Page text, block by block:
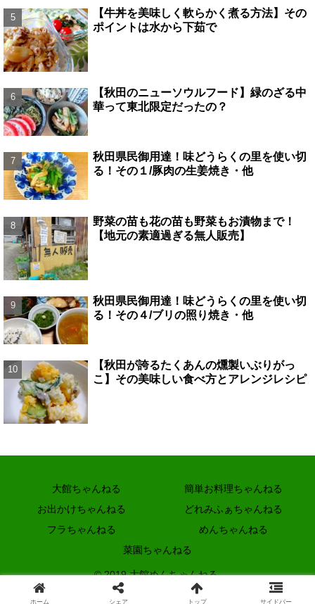
【牛丼を美味しく軟らかく煮る方法】その
ポイントは水から下茹で
【秋田のニューソウルフード】緑のざる中
華って東北限定だったの？
秋田県民御用達！味どうらくの里を使い切
る！その１/豚肉の生姜焼き・他
野菜の苗も花の苗も野菜もお漬物まで！
【地元の素適過ぎる無人販売】
秋田県民御用達！味どうらくの里を使い切
る！その４/ブリの照り焼き・他
【秋田が誇るたくあんの燻製いぶりがっ
こ】その美味しい食べ方とアレンジレシピ
大館ちゃんねる
簡単お料理ちゃんねる
お出かけちゃんねる
どれみふぁちゃんねる
フラちゃんねる
めんちゃんねる
菜園ちゃんねる
© 2019 大館めんちゃんねる.
ホーム シェア トップ サイドバー